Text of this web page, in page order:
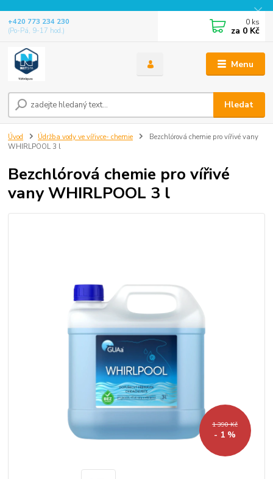
Menu
Hledat
+420 773 234 230
(Po-Pá, 9-17 hod.)
0 ks
za 0 Kč
Úvod Údržba vody ve vířivce- chemie
Bezchlórová chemie pro vířivé vany
WHIRLPOOL 3 l
Bezchlórová chemie pro vířivé
vany WHIRLPOOL 3 l
1 390 Kč
- 1 %